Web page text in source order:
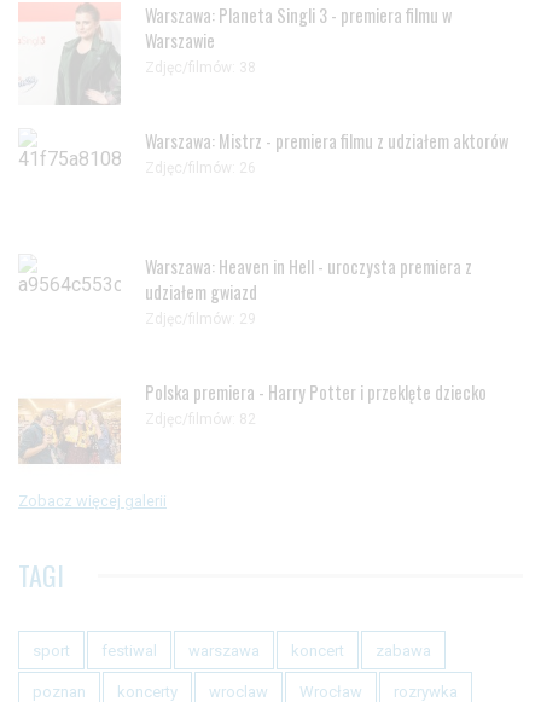
Warszawa: Planeta Singli 3 - premiera filmu w
Warszawie
Zdjęc/filmów: 38
Warszawa: Mistrz - premiera filmu z udziałem aktorów
Zdjęc/filmów: 26
Warszawa: Heaven in Hell - uroczysta premiera z
udziałem gwiazd
Zdjęc/filmów: 29
Polska premiera - Harry Potter i przeklęte dziecko
Zdjęc/filmów: 82
Zobacz więcej galerii
TAGI
sport festiwal warszawa koncert zabawa
poznan koncerty wroclaw Wrocław rozrywka